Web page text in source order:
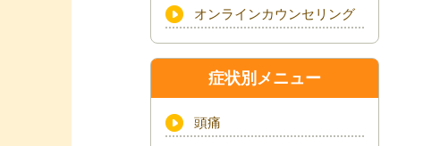
オンラインカウンセリング
症状別メニュー
頭痛